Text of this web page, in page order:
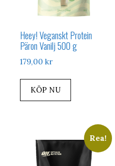
Heey! Veganskt Protein
Päron Vanilj 500 g
179,00 kr
KÖP NU
Rea!